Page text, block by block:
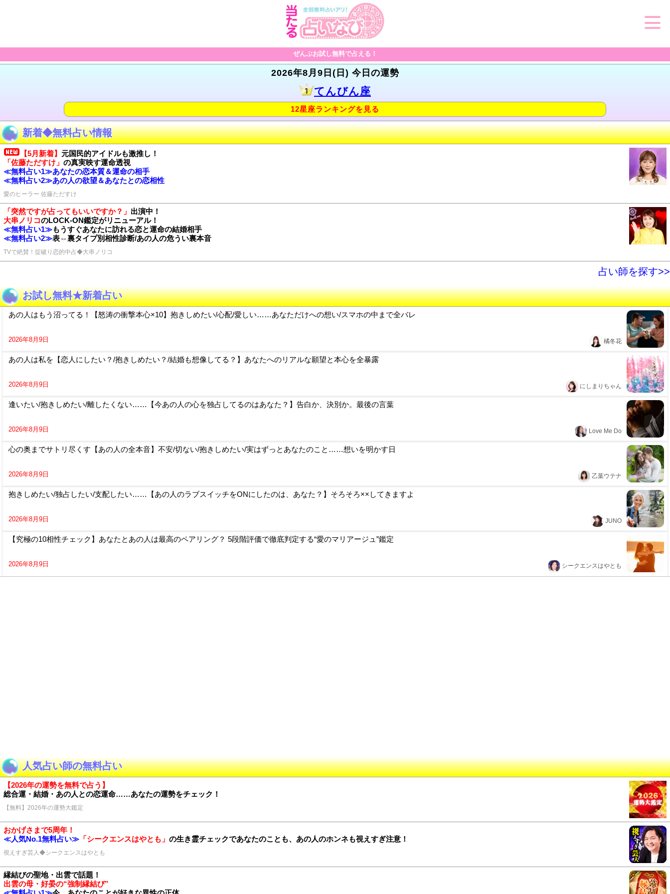
ぜんぶお試し無料で占える！
2026年8月9日(日) 今日の運勢
てんびん座
12星座ランキングを見る
新着◆無料占い情報
【5月新着】 元国民的アイドルも激推し！
「佐藤ただすけ」 の真実映す運命透視
≪無料占い1≫あなたの恋本質＆運命の相手
≪無料占い2≫あの人の欲望＆あなたとの恋相性
愛のヒーラー 佐藤ただすけ
「突然ですが占ってもいいですか？」 出演中！
大串ノリコのLOCK-ON鑑定がリニューアル！
≪無料占い1≫もうすぐあなたに訪れる恋と運命の結婚相手
≪無料占い2≫表⇔裏タイプ別相性診断/あの人の危うい裏本音
TVで絶賛！掟破り恋的中占◆大串ノリコ
占い師を探す>>
お試し無料★新着占い
人気占い師の無料占い
【2026年の運勢を無料で占う】
総合運・結婚・あの人との恋運命……あなたの運勢をチェック！
【無料】2026年の運勢大鑑定
おかげさまで5周年！
≪人気No.1無料占い≫ 「シークエンスはやとも」 の生き霊チェックであなたのことも、あの人のホンネも視えすぎ注意！
視えすぎ芸人◆シークエンスはやとも
縁結びの聖地・出雲で話題！
出雲の母・好晏の“強制縁結び”